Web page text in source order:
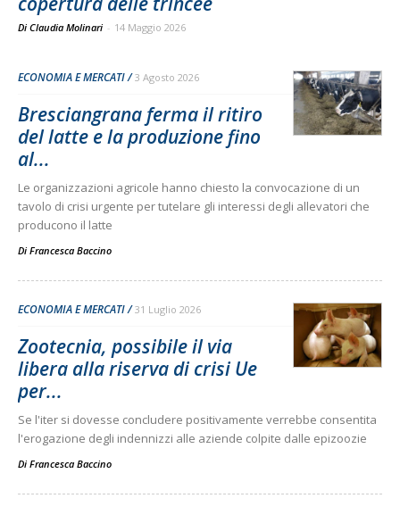
Di Claudia Molinari - 14 Maggio 2026
ECONOMIA E MERCATI 3 Agosto 2026
Bresciangrana ferma il ritiro
del latte e la produzione fino
al...
Le organizzazioni agricole hanno chiesto la convocazione di un
tavolo di crisi urgente per tutelare gli interessi degli allevatori che
producono il latte
Di Francesca Baccino
ECONOMIA E MERCATI 31 Luglio 2026
Zootecnia, possibile il via
libera alla riserva di crisi Ue
per...
Se l'iter si dovesse concludere positivamente verrebbe consentita
l'erogazione degli indennizzi alle aziende colpite dalle epizoozie
Di Francesca Baccino